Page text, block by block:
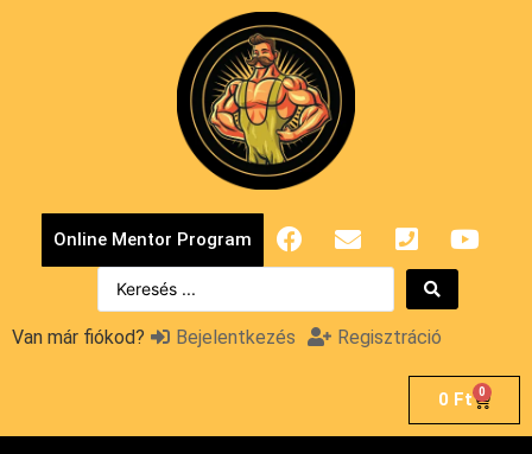
Online Mentor Program
Van már fiókod? Bejelentkezés Regisztráció
0 Ft 0